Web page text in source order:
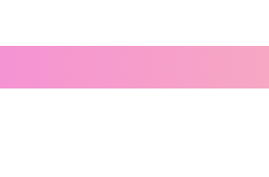
CABELLO